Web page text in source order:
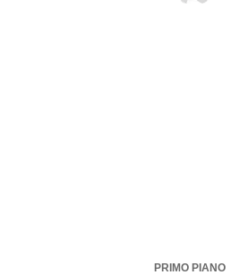
PRIMO PIANO